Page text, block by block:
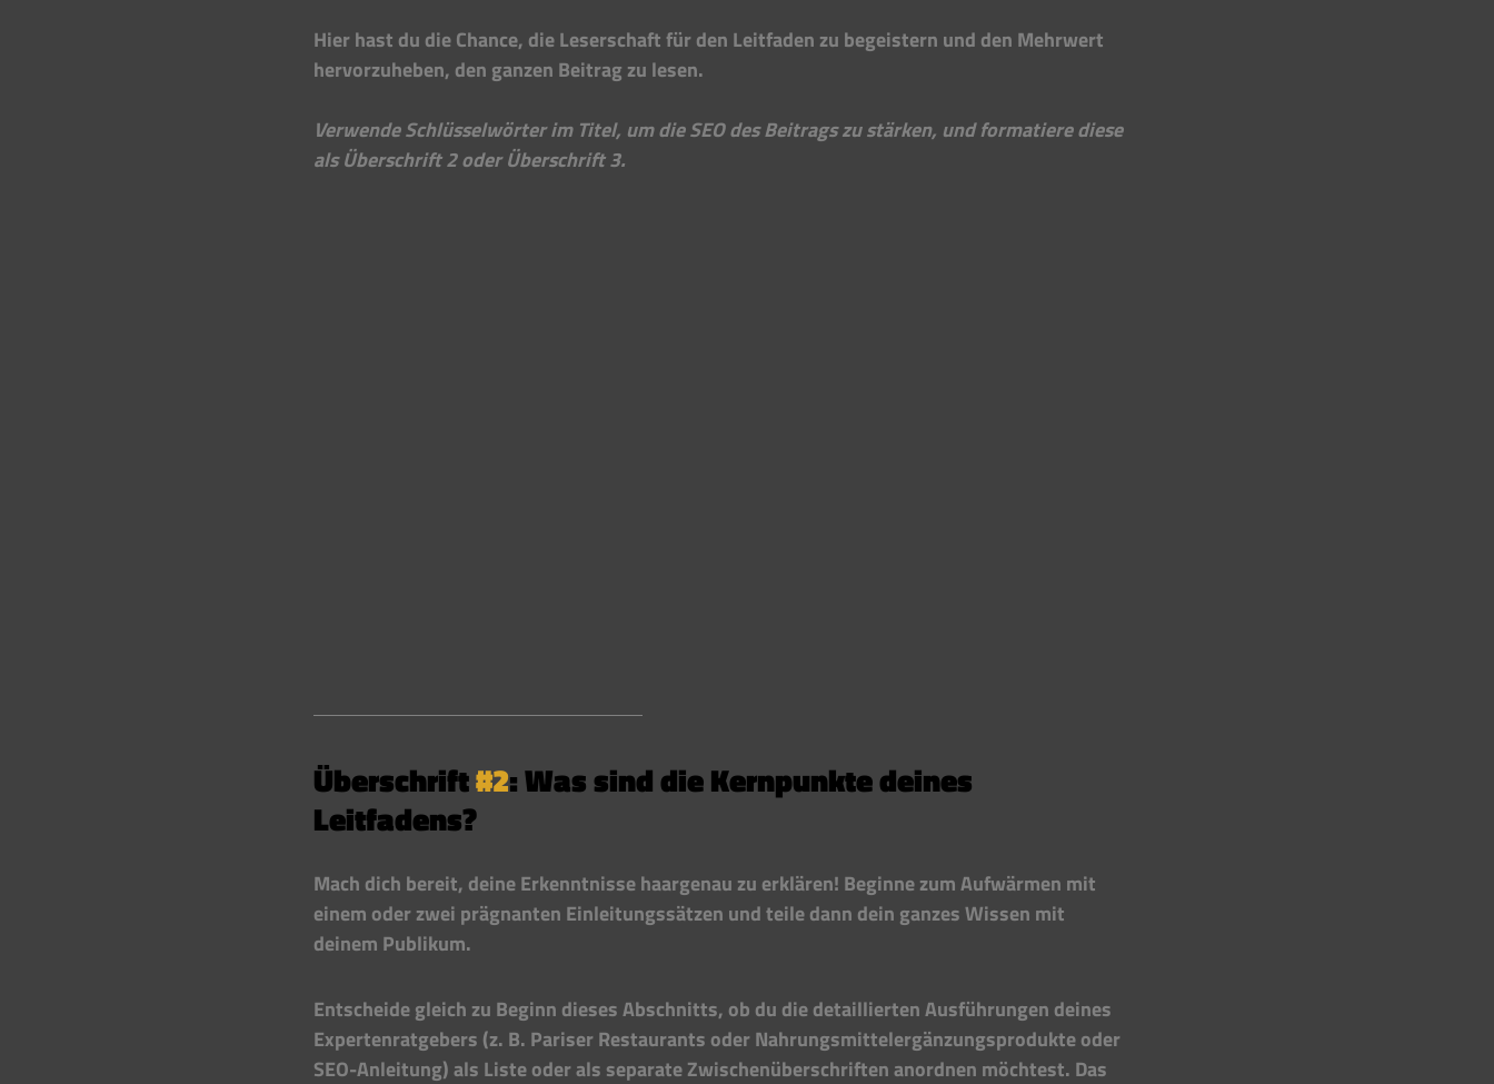
Hier hast du die Chance, die Leserschaft für den Leitfaden zu begeistern und den Mehrwert
hervorzuheben, den ganzen Beitrag zu lesen.
Verwende Schlüsselwörter im Titel, um die SEO des Beitrags zu stärken, und formatiere diese
als Überschrift 2 oder Überschrift 3.
Überschrift #2: Was sind die Kernpunkte deines
Leitfadens?
Mach dich bereit, deine Erkenntnisse haargenau zu erklären! Beginne zum Aufwärmen mit
einem oder zwei prägnanten Einleitungssätzen und teile dann dein ganzes Wissen mit
deinem Publikum.
Entscheide gleich zu Beginn dieses Abschnitts, ob du die detaillierten Ausführungen deines
Expertenratgebers (z. B. Pariser Restaurants oder Nahrungsmittelergänzungsprodukte oder
SEO-Anleitung) als Liste oder als separate Zwischenüberschriften anordnen möchtest. Das